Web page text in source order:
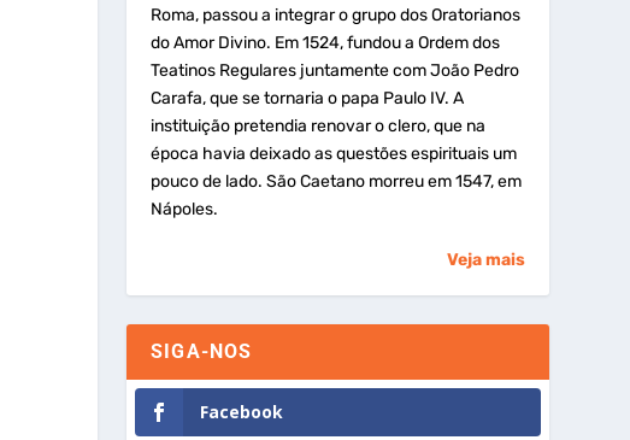
Roma, passou a integrar o grupo dos Oratorianos
do Amor Divino. Em 1524, fundou a Ordem dos
Teatinos Regulares juntamente com João Pedro
Carafa, que se tornaria o papa Paulo IV. A
instituição pretendia renovar o clero, que na
época havia deixado as questões espirituais um
pouco de lado. São Caetano morreu em 1547, em
Nápoles.
Veja mais
SIGA-NOS
Facebook